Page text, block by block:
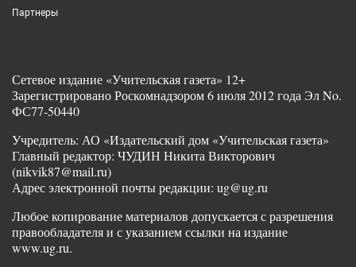
Партнеры
Сетевое издание «Учительская газета» 12+
Зарегистрировано Роскомнадзором 6 июля 2012 года Эл No.
ФС77-50440
Учредитель: АО «Издательский дом «Учительская газета»
Главный редактор: ЧУДИН Никита Викторович
(nikvik87@mail.ru)
Адрес электронной почты редакции: ug@ug.ru
Любое копирование материалов допускается с разрешения
правообладателя и с указанием ссылки на издание
www.ug.ru.